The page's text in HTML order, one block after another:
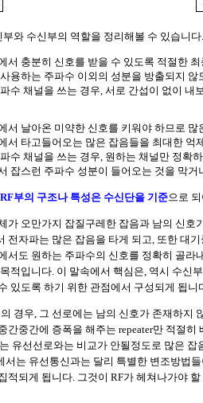
와 수신부의 역할을 정리해볼 수 있습니다.
서 충분히 신호를 받을 수 있도록 적절한
용하는 주파수 이외의 성분을 방출되지 않
수 채널을 쓰는 경우, 서로 간섭이 없이 내
서 날아온 미약한 신호를 키워야 하므로 많
서 타고들어오는 많은 잡음들을 최대한 억
수 채널을 쓰는 경우, 원하는 채널만 정확
잡스런 주파수 성분이 들어오는 것을 막거
RF부의 구조나 특성은 수신단을 기준으로
가 오만가지 잡질구레한 잡음과 남의 신호
전자파는 많은 잡음을 타게 되고, 또한 대
서도 원하는 주파수의 신호를 정확히 골라
적입니다. 이 말속에서 핵심은, 역시 수신
있도록 하기 위한 관점에서 구성되게 됩니
경우, 그 선로에는 남의 신호가 존재하지
간중간에 증폭을 해주는 repeater만 적절히
유선선로와는 비교가 안될정도로 많은 잡
서는 유선통신과는 달리 특별한 변조방법
적되게 됩니다. 그것이 RF가 헤쳐나가야